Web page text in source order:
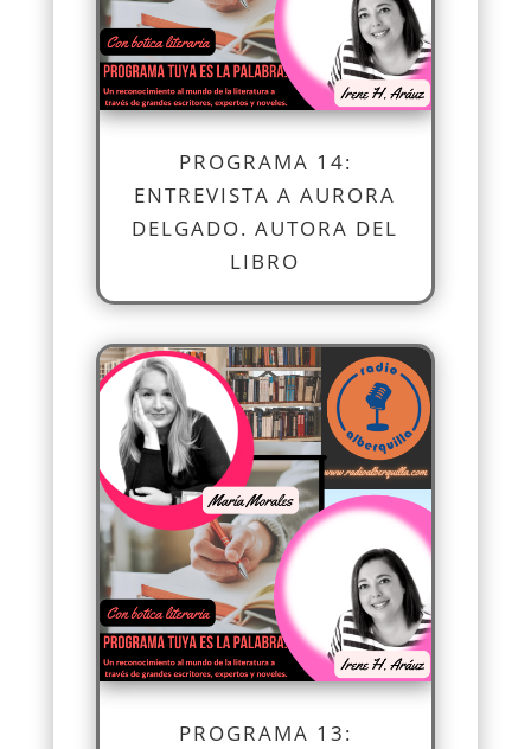
PROGRAMA 14:
ENTREVISTA A AURORA
DELGADO. AUTORA DEL
LIBRO
PROGRAMA 13: